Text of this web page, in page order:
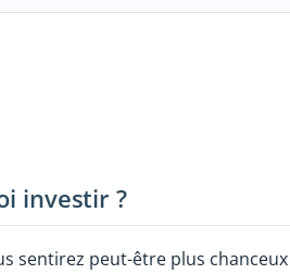
investir ?
sentirez peut-être plus